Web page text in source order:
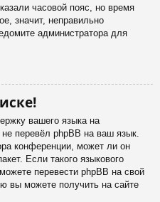
часовой пояс, но время
значит, неправильно
администратора для
вашего языка на
перевёл phpBB на ваш язык.
конференции, может ли он
Если такого языкового
перевести phpBB на свой
вы можете получить на сайте